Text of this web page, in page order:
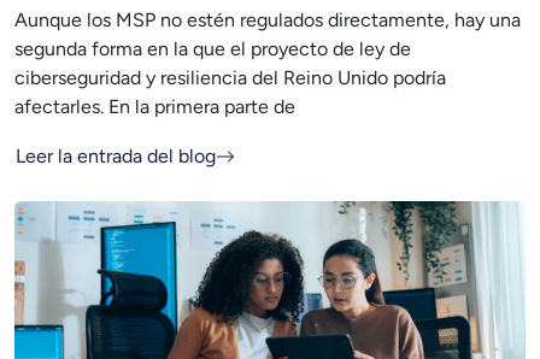
Aunque los MSP no estén regulados directamente, hay una
segunda forma en la que el proyecto de ley de
ciberseguridad y resiliencia del Reino Unido podría
afectarles. En la primera parte de
Leer la entrada del blog